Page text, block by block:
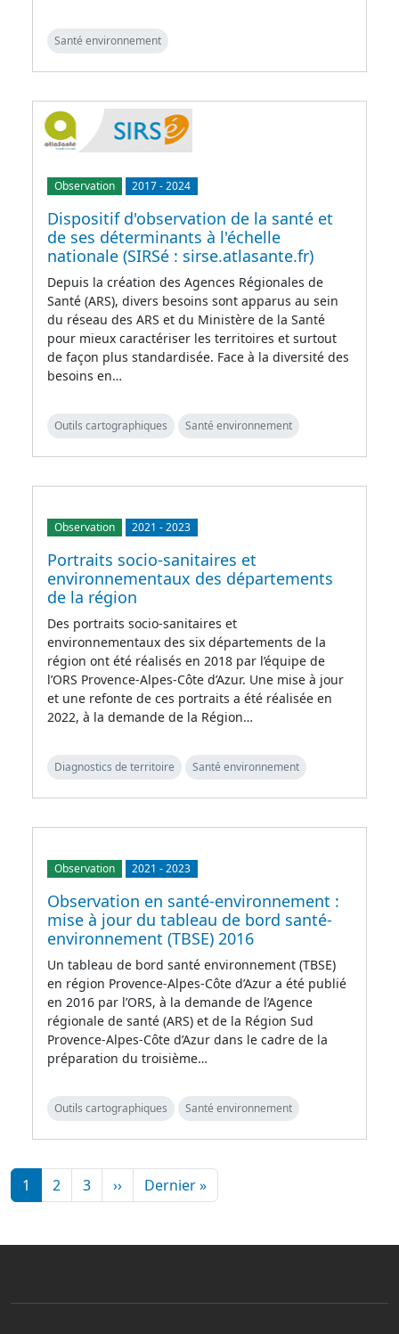
Santé environnement
Observation 2017-2024
Dispositif d'observation de la santé et
de ses déterminants à l'échelle
nationale (SIRSé : sirse.atlasante.fr)
Depuis la création des Agences Régionales de
Santé (ARS), divers besoins sont apparus au sein
du réseau des ARS et du Ministère de la Santé
pour mieux caractériser les territoires et surtout
de façon plus standardisée. Face à la diversité des
besoins en…
Outils cartographiques Santé environnement
Observation 2021 -2023
Portraits socio-sanitaires et
environnementaux des départements
de la région
Des portraits socio-sanitaires et
environnementaux des six départements de la
région ont été réalisés en 2018 par l’équipe de
l’ORS Provence-Alpes-Côte d’Azur. Une mise à jour
et une refonte de ces portraits a été réalisée en
2022, à la demande de la Région…
Diagnostics de territoire Santé environnement
Observation 2021 -2023
Observation en santé-environnement :
mise à jour du tableau de bord santé-
environnement (TBSE) 2016
Un tableau de bord santé environnement (TBSE)
en région Provence-Alpes-Côte d’Azur a été publié
en 2016 par l’ORS, à la demande de l’Agence
régionale de santé (ARS) et de la Région Sud
Provence-Alpes-Côte d’Azur dans le cadre de la
préparation du troisième…
Outils cartographiques Santé environnement
Pagination
1 2 3 ››Page suivante
Dernier »Dernière page